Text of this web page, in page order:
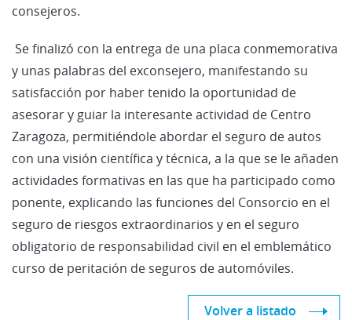
consejeros.
Se finalizó con la entrega de una placa conmemorativa
y unas palabras del exconsejero, manifestando su
satisfacción por haber tenido la oportunidad de
asesorar y guiar la interesante actividad de Centro
Zaragoza, permitiéndole abordar el seguro de autos
con una visión científica y técnica, a la que se le añaden
actividades formativas en las que ha participado como
ponente, explicando las funciones del Consorcio en el
seguro de riesgos extraordinarios y en el seguro
obligatorio de responsabilidad civil en el emblemático
curso de peritación de seguros de automóviles.
Volver a listado